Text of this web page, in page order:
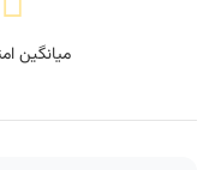
میانگین